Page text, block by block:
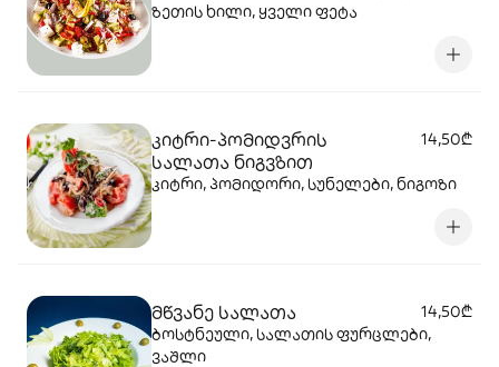
ზეთის ხილი, ყველი ფეტა
კიტრი-პომიდვრის
სალათა ნიგვზით
14,50₾
კიტრი, პომიდორი, სუნელები, ნიგოზი
მწვანე სალათა
14,50₾
ბოსტნეული, სალათის ფურცლები,
ვაშლი